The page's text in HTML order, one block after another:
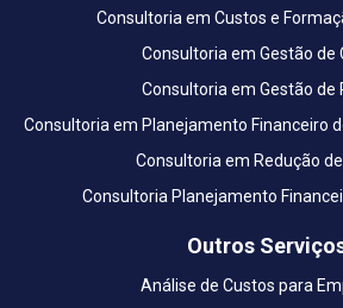
Consultoria em Custos e
Consultoria em Gestão de
Consultoria em Gestão de
Consultoria em Planejamento Financeiro
Consultoria em Redução
Consultoria Planejamento
Outros
Análise de Custos para